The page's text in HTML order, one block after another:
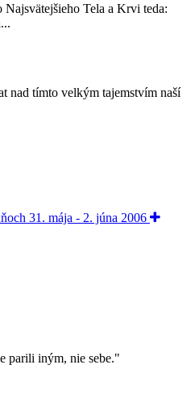
Tela a Krvi teda:
nad tímto velkým tajemstvím naší
parili iným, nie sebe."